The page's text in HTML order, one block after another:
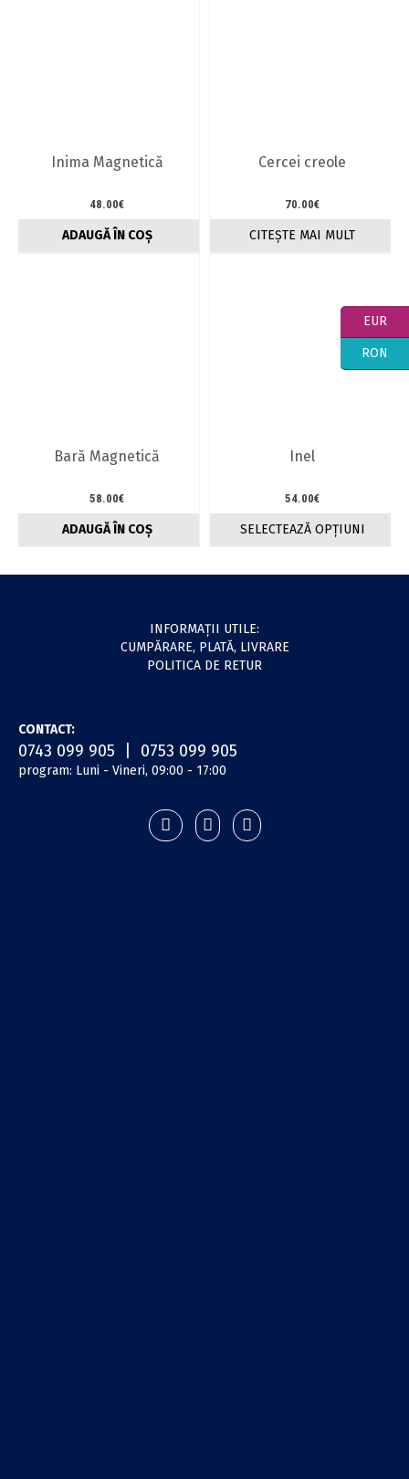
Inima Magnetică
48.00€
ADAUGĂ ÎN COȘ
Cercei creole
70.00€
CITEȘTE MAI MULT
Bară Magnetică
58.00€
ADAUGĂ ÎN COȘ
Inel
54.00€
SELECTEAZĂ OPȚIUNI
produs
INFORMAŢII UTILE:
CUMPĂRARE, PLATĂ, LIVRARE
POLITICA DE RETUR
CONTACT:
0743 099 905 | 0753 099 905
program: Luni - Vineri, 09:00 - 17:00
EUR
RON